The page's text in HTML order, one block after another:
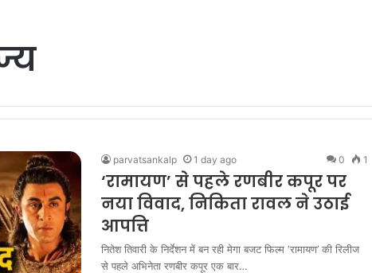
parvatsankalp 1 day ago 0 1
‘रामायण’ से पहले रणबीर कपूर पर
नया विवाद, निकिता रावल ने उठाई
आपत्ति
नितेश तिवारी के निर्देशन में बन रही मेगा बजट फिल्म ‘रामायण’ की रिलीज
से पहले अभिनेता रणबीर कपूर एक बार…